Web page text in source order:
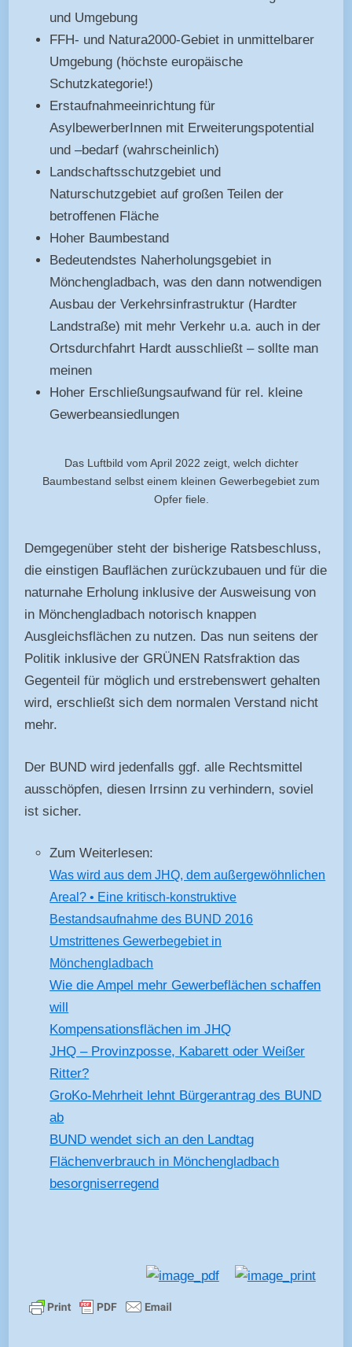
und Umgebung
FFH- und Natura2000-Gebiet in unmittelbarer
Umgebung (höchste europäische
Schutzkategorie!)
Erstaufnahmeeinrichtung für
AsylbewerberInnen mit Erweiterungspotential
und –bedarf (wahrscheinlich)
Landschaftsschutzgebiet und
Naturschutzgebiet auf großen Teilen der
betroffenen Fläche
Hoher Baumbestand
Bedeutendstes Naherholungsgebiet in
Mönchengladbach, was den dann notwendigen
Ausbau der Verkehrsinfrastruktur (Hardter
Landstraße) mit mehr Verkehr u.a. auch in der
Ortsdurchfahrt Hardt ausschließt – sollte man
meinen
Hoher Erschließungsaufwand für rel. kleine
Gewerbeansiedlungen
Das Luftbild vom April 2022 zeigt, welch dichter
Baumbestand selbst einem kleinen Gewerbegebiet zum
Opfer fiele.
Demgegenüber steht der bisherige Ratsbeschluss,
die einstigen Bauflächen zurückzubauen und für die
naturnahe Erholung inklusive der Ausweisung von
in Mönchengladbach notorisch knappen
Ausgleichsflächen zu nutzen. Das nun seitens der
Politik inklusive der GRÜNEN Ratsfraktion das
Gegenteil für möglich und erstrebenswert gehalten
wird, erschließt sich dem normalen Verstand nicht
mehr.
Der BUND wird jedenfalls ggf. alle Rechtsmittel
ausschöpfen, diesen Irrsinn zu verhindern, soviel
ist sicher.
Zum Weiterlesen:
Was wird aus dem JHQ, dem außer­gewöhnlichen
Areal? • Eine kritisch-konstruktive
Bestandsaufnahme des BUND 2016
Umstrittenes Gewerbegebiet in
Mönchengladbach
Wie die Ampel mehr Gewerbeflächen schaffen
will
Kompensationsflächen im JHQ
JHQ – Provinzposse, Kabarett oder Weißer
Ritter?
GroKo-Mehrheit lehnt Bürgerantrag des BUND
ab
BUND wendet sich an den Landtag
Flächenverbrauch in Mönchengladbach
besorgniserregend